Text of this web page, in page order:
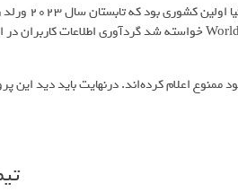
باوجود
ممنوع اعلام کرده‌اند. درنهایت باید دید